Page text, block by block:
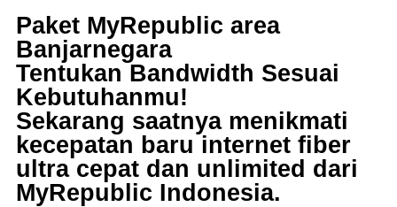
Paket MyRepublic area
Banjarnegara
Tentukan Bandwidth Sesuai
Kebutuhanmu!
Sekarang saatnya menikmati
kecepatan baru internet fiber
ultra cepat dan unlimited dari
MyRepublic Indonesia.